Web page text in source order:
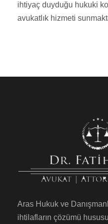
ihtiyaç duyduğu hukuki
avukatlık hizmeti
Aras Hukuk ve
ihtilafların çözümü